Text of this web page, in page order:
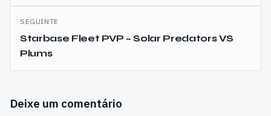
artigos
SEGUINTE
Starbase Fleet PVP – Solar Predators VS
Plums
Deixe um comentário